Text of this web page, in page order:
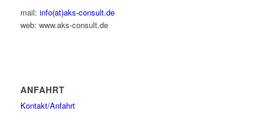
mail: info(at)aks-consult.de
web: www.aks-consult.de
ANFAHRT
Kontakt/Anfahrt